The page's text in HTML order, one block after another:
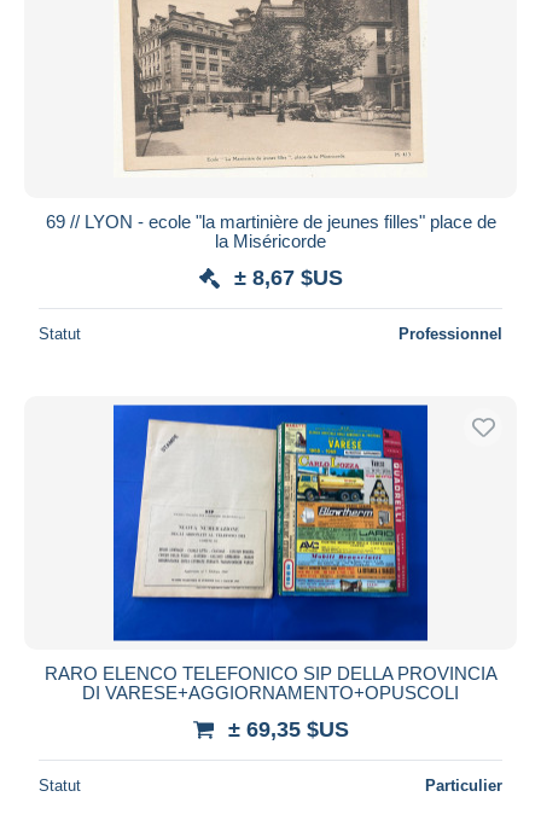
69 // LYON - ecole "la martinière de jeunes filles" place de
la Miséricorde
± 8,67 $US
Statut Professionnel
RARO ELENCO TELEFONICO SIP DELLA PROVINCIA
DI VARESE+AGGIORNAMENTO+OPUSCOLI
± 69,35 $US
Statut Particulier